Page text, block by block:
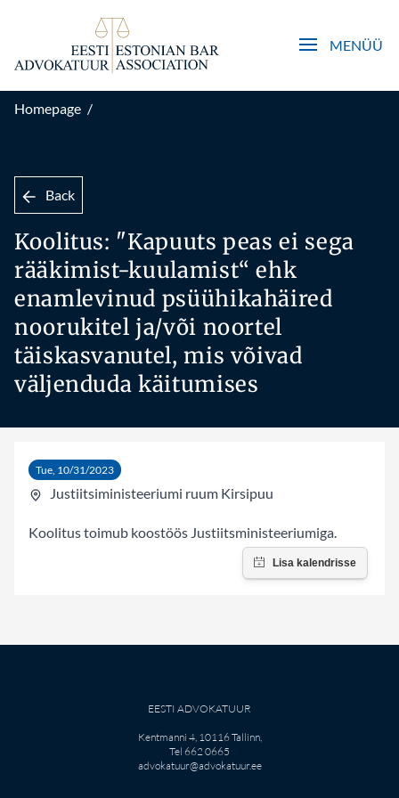
Open main
MENÜÜ
Homepage /
Back
Koolitus: "Kapuuts peas ei sega
rääkimist-kuulamist“ ehk
enamlevinud psüühikahäired
noorukitel ja/või noortel
täiskasvanutel, mis võivad
väljenduda käitumises
Tue, 10/31/2023
Justiitsiministeeriumi ruum Kirsipuu
Koolitus toimub koostöös Justiitsministeeriumiga.
EESTI ADVOKATUUR
Kentmanni 4, 10116 Tallinn,
Tel 662 0665
advokatuur@advokatuur.ee